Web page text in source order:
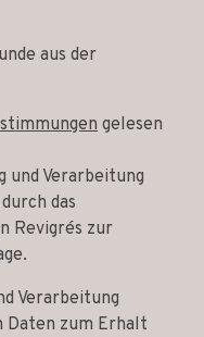
aus der
gelesen
und Verarbeitung
das
Revigrés zur
Verarbeitung
Daten zum Erhalt